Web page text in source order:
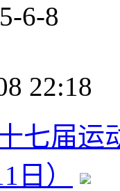
6-8
22:18
七届运
日）